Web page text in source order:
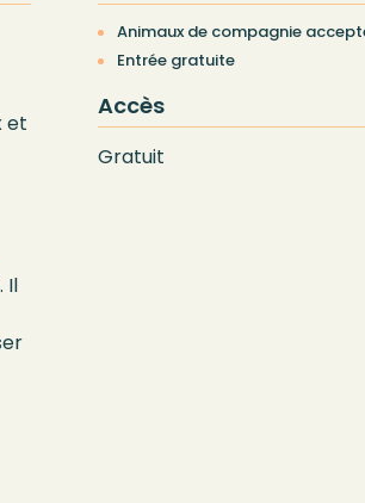
et
Il
Animaux de compagnie
Entrée gratuite
Accès
Gratuit